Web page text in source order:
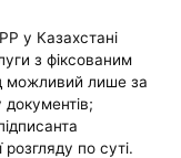
у Казахстані
з фіксованим
можливий лише за
по суті.